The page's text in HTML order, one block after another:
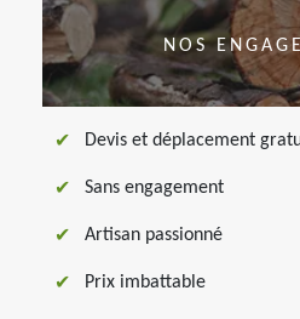
NOS
Devis et déplacement
Sans engagement
Artisan passionné
Prix imbattable